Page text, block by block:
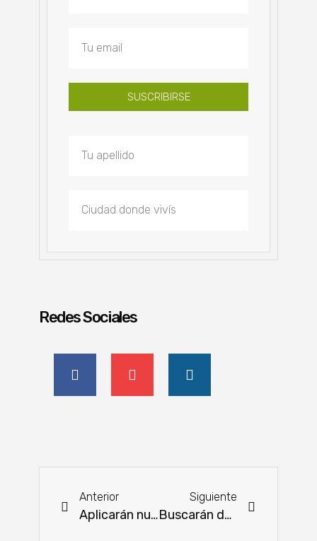
SUSCRIBIRSE
Redes Sociales
Anterior
Aplicarán nuevos desvíos por obras de renovación de la avenida Mariscal López
Siguiente
Buscarán desarrollar herramientas para apoyar a los productores afectados por la sequía